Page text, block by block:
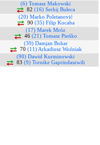
(6) Tomasz Makowski
82 (16) Serhij Bułeca
(20) Marko Poletanović
90 (35) Filip Kocaba
(17) Marek Mróz
46 (21) Tomasz Pieńko
(39) Damjan Bohar
70 (11) Arkadiusz Woźniak
(90) Dawid Kurminowski
83 (9) Tornike Gaprindaszwili